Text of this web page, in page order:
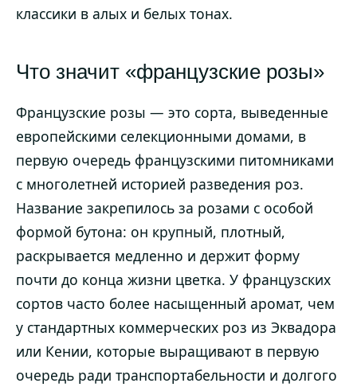
классики в алых и белых тонах.
Что значит «французские розы»
Французские розы — это сорта, выведенные
европейскими селекционными домами, в
первую очередь французскими питомниками
с многолетней историей разведения роз.
Название закрепилось за розами с особой
формой бутона: он крупный, плотный,
раскрывается медленно и держит форму
почти до конца жизни цветка. У французских
сортов часто более насыщенный аромат, чем
у стандартных коммерческих роз из Эквадора
или Кении, которые выращивают в первую
очередь ради транспортабельности и долгого